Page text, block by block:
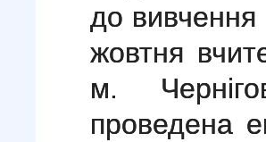
до вивчення
жовтня
м.
проведена